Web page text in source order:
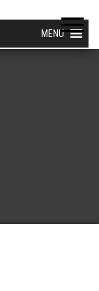
MENU